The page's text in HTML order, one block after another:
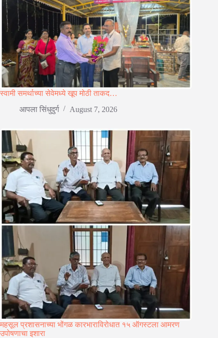
स्वामी समर्थाच्या सेवेमध्ये खूप मोठी ताकद…
आपला सिंधुदुर्ग
August 7, 2026
​महसूल प्रशासनाच्या भोंगळ कारभाराविरोधात १५ ऑगस्टला आमरण
उपोषणाचा इशारा